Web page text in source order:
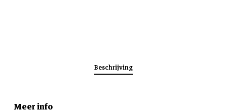
Beschrijving
Meer info